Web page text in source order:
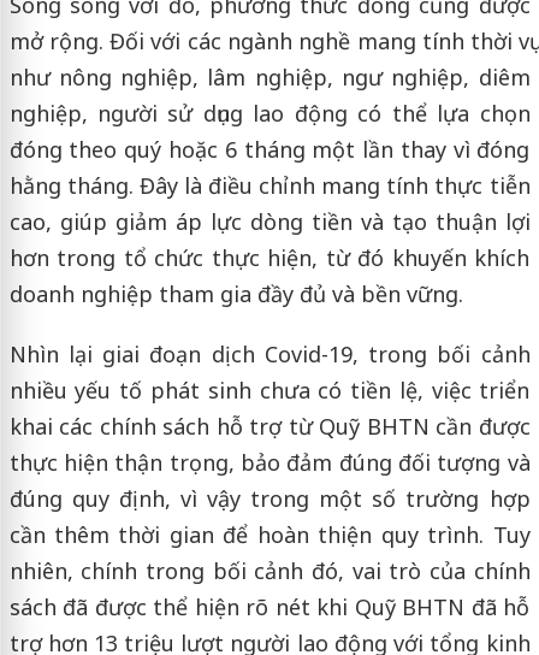
mở rộng. Đối với các ngành nghề mang tính thời vụ
như nông nghiệp, lâm nghiệp, ngư nghiệp, diêm
nghiệp, người sử dụng lao động có thể lựa chọn
đóng theo quý hoặc 6 tháng một lần thay vì đóng
hằng tháng. Đây là điều chỉnh mang tính thực tiễn
cao, giúp giảm áp lực dòng tiền và tạo thuận lợi
hơn trong tổ chức thực hiện, từ đó khuyến khích
doanh nghiệp tham gia đầy đủ và bền vững.
Nhìn lại giai đoạn dịch Covid-19, trong bối cảnh
nhiều yếu tố phát sinh chưa có tiền lệ, việc triển
khai các chính sách hỗ trợ từ Quỹ BHTN cần được
thực hiện thận trọng, bảo đảm đúng đối tượng và
đúng quy định, vì vậy trong một số trường hợp
cần thêm thời gian để hoàn thiện quy trình. Tuy
nhiên, chính trong bối cảnh đó, vai trò của chính
sách đã được thể hiện rõ nét khi Quỹ BHTN đã hỗ
trợ hơn 13 triệu lượt người lao động với tổng kinh